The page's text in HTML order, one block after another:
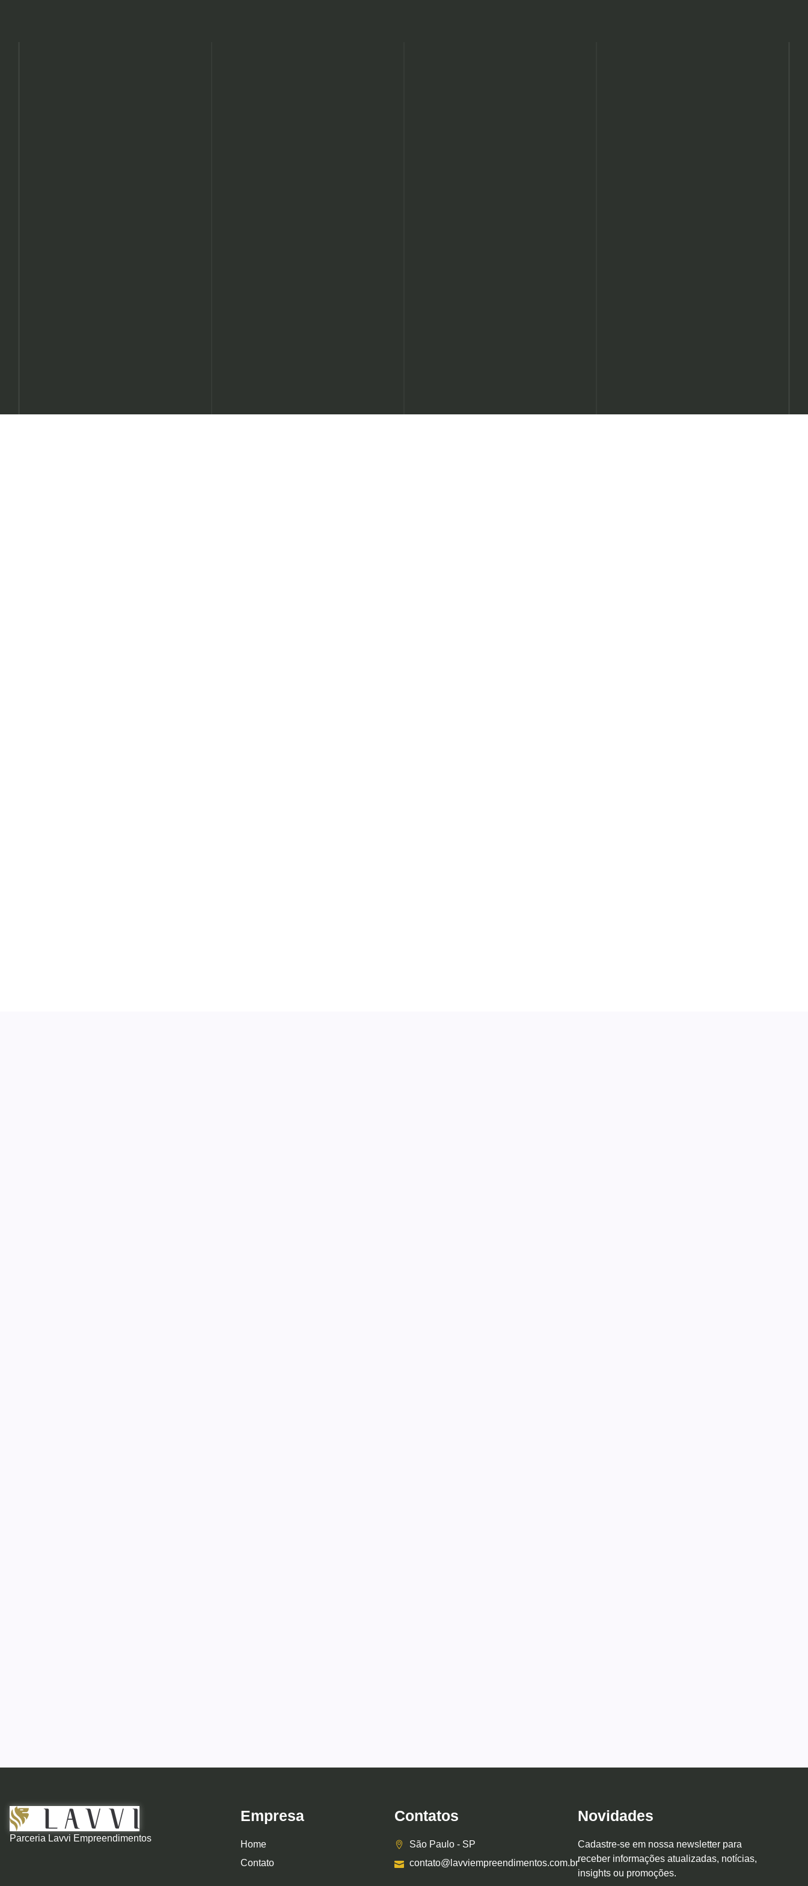
Parceria Lavvi Empreendimentos
Empresa
Home
Contato
Contatos
São Paulo - SP
contato@lavviempreendimentos.com.br
Novidades
Cadastre-se em nossa newsletter para
receber informações atualizadas, notícias,
insights ou promoções.